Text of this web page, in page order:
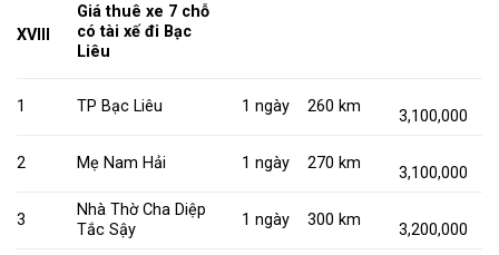
XVIII
Giá thuê xe 7 chỗ
có tài xế đi Bạc
Liêu
1 TP Bạc Liêu 1 ngày 260 km
3,100,000
2 Mẹ Nam Hải 1 ngày 270 km
3,100,000
3
Nhà Thờ Cha Diệp
Tắc Sậy
1 ngày 300 km
3,200,000